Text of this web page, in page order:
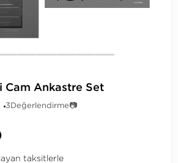
Cam Ankastre Set
3 Değerlendirme📷
taksitlerle